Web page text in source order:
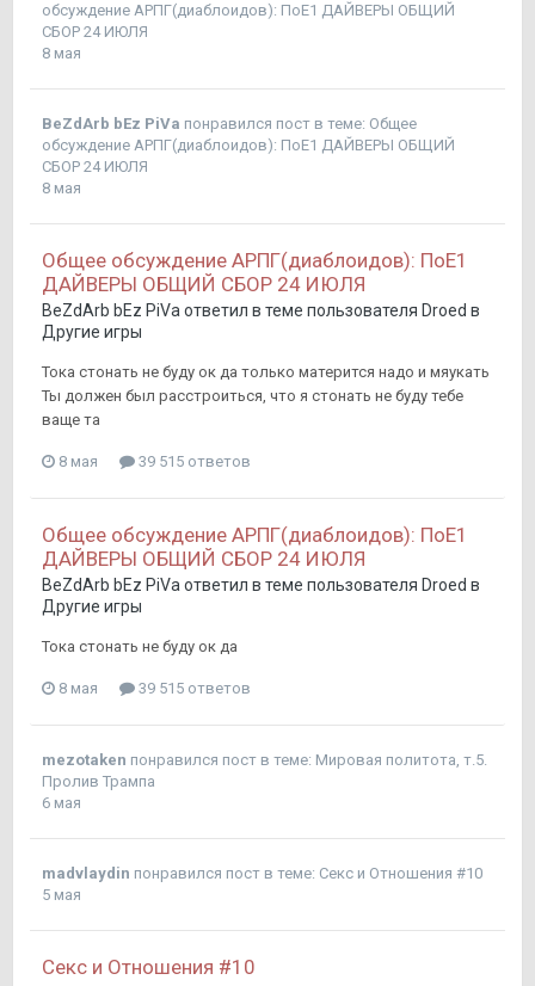
обсуждение АРПГ(диаблоидов): ПоЕ1 ДАЙВЕРЫ ОБЩИЙ
СБОР 24 ИЮЛЯ
8 мая
BeZdArb bEz PiVa понравился пост в теме: Общее
обсуждение АРПГ(диаблоидов): ПоЕ1 ДАЙВЕРЫ ОБЩИЙ
СБОР 24 ИЮЛЯ
8 мая
Общее обсуждение АРПГ(диаблоидов): ПоЕ1
ДАЙВЕРЫ ОБЩИЙ СБОР 24 ИЮЛЯ
BeZdArb bEz PiVa ответил в теме пользователя Droed в
Другие игры
Тока стонать не буду ок да только матерится надо и мяукать
Ты должен был расстроиться, что я стонать не буду тебе
ваще та
8 мая 39 515 ответов
Общее обсуждение АРПГ(диаблоидов): ПоЕ1
ДАЙВЕРЫ ОБЩИЙ СБОР 24 ИЮЛЯ
BeZdArb bEz PiVa ответил в теме пользователя Droed в
Другие игры
Тока стонать не буду ок да
8 мая 39 515 ответов
mezotaken понравился пост в теме: Мировая политота, т.5.
Пролив Трампа
6 мая
madvlaydin понравился пост в теме: Секс и Отношения #10
5 мая
Секс и Отношения #10